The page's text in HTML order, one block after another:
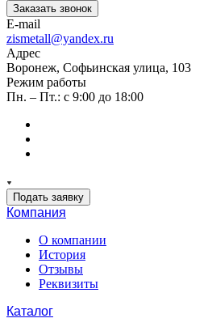
Заказать звонок
E-mail
zismetall@yandex.ru
Адрес
Воронеж, Софьинская улица, 103
Режим работы
Пн. – Пт.: с 9:00 до 18:00
Подать заявку
Компания
О компании
История
Отзывы
Реквизиты
Каталог